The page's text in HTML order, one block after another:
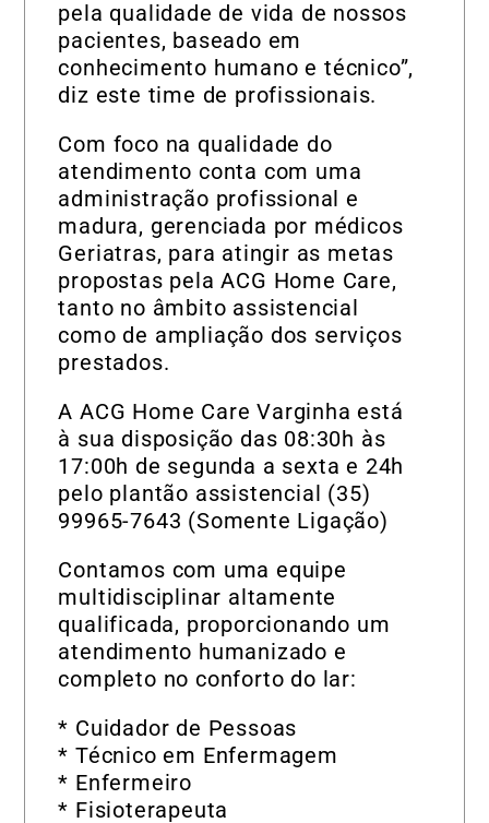
pela qualidade de vida de nossos
pacientes, baseado em
conhecimento humano e técnico”,
diz este time de profissionais.
Com foco na qualidade do
atendimento conta com uma
administração profissional e
madura, gerenciada por médicos
Geriatras, para atingir as metas
propostas pela ACG Home Care,
tanto no âmbito assistencial
como de ampliação dos serviços
prestados.
A ACG Home Care Varginha está
à sua disposição das 08:30h às
17:00h de segunda a sexta e 24h
pelo plantão assistencial (35)
99965-7643 (Somente Ligação)
Contamos com uma equipe
multidisciplinar altamente
qualificada, proporcionando um
atendimento humanizado e
completo no conforto do lar:
* Cuidador de Pessoas
* Técnico em Enfermagem
* Enfermeiro
* Fisioterapeuta